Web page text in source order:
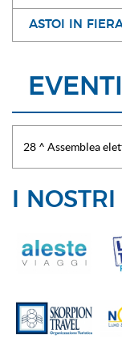
ASTOI IN
EVENTI
I NOSTRI